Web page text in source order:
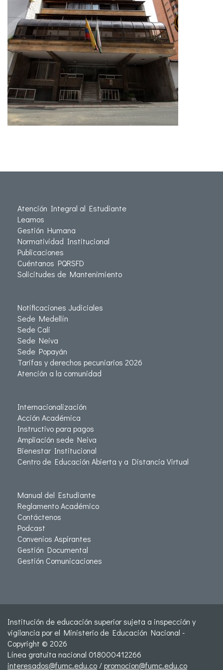
Atención Integral al Estudiante
Leamos
Gestión Humana
Normatividad Institucional
Publicaciones
Cuéntanos PQRSFD
Solicitudes de Mantenimiento
Notificaciones Judiciales
Sede Medellín
Sede Cali
Sede Neiva
Sede Popayán
Tarifas y derechos pecuniarios 2026
Atención a la comunidad
Internacionalización
Acción Académica
Instructivo para pagos
Ampliación sede Neiva
Bienestar Institucional
Centro de Educación Abierta y a Distancia Virtual
Manual del Estudiante
Reglamento Académico
Contáctenos
Podcast
Convenios Aspirantes
Gestión Documental
Gestión Comunicaciones
Institución de educación superior sujeta a inspección y
vigilancia por el Ministerio de Educación Nacional -
Copyright © 2026
Línea gratuita nacional 018000412266
interesados@fumc.edu.co /promocion@fumc.edu.co